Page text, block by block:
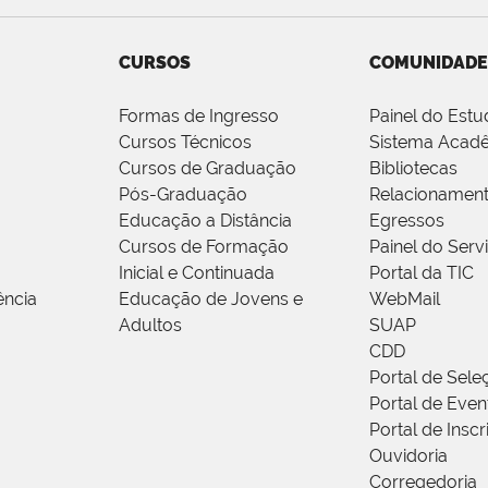
CURSOS
Formas de Ingresso
Cursos Técnicos
Cursos de Graduação
Pós-Graduação
Educação a Distância
Cursos de Formação
Inicial e Continuada
Educação de Jovens e
Adultos
COMUNIDADE
Painel do
Sistema
Bibliotecas
Egressos
Painel do
Portal da TIC
WebMail
SUAP
CDD
Portal de
Portal de
Portal de
Ouvidoria
Corregedoria